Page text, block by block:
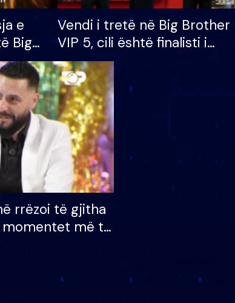
e
Big
100
Vendi i tretë në Big Brother
VIP 5, cili është finalisti i
radhës që lë shtëpinë
rrëzoi të gjitha
momentet më të
BB VIP: Do më